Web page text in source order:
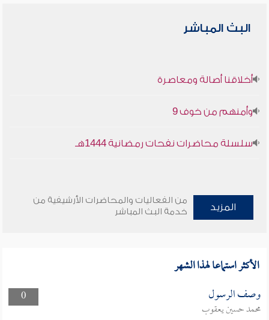
البث المباشر
أخلاقنا أصالة ومعاصرة
وأمنهم من خوف 9
سلسلة محاضرات نفحات رمضانية 1444هـ
المزيد
من الفعاليات والمحاضرات الأرشيفية من
خدمة البث المباشر
الأكثر استماعا لهذا الشهر
0 وصف الرسول
محمد حسين يعقوب